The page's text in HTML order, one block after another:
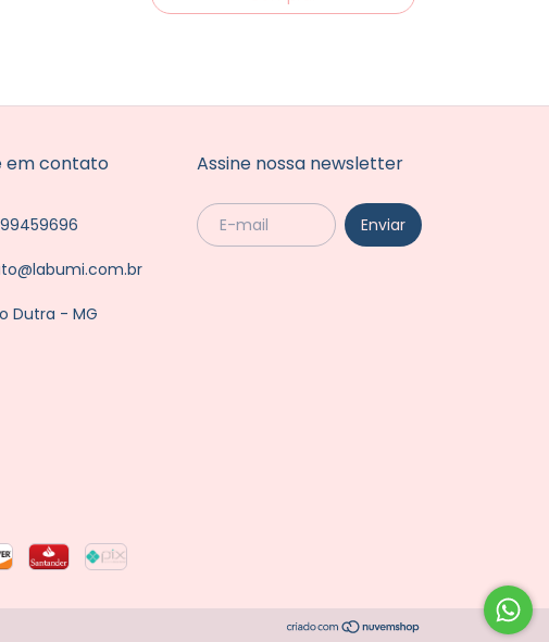
em contato
Dutra - MG
Assine nossa newsletter